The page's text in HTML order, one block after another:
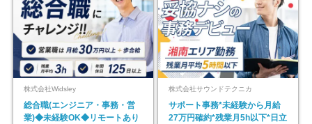
株式会社Widsley
総合職(エンジニア・事務・営
業)◆未経験OK◆リモートあり
株式会社サウンドテクニカ
サポート事務*未経験から月給
27万円確約*残業月5h以下*日立